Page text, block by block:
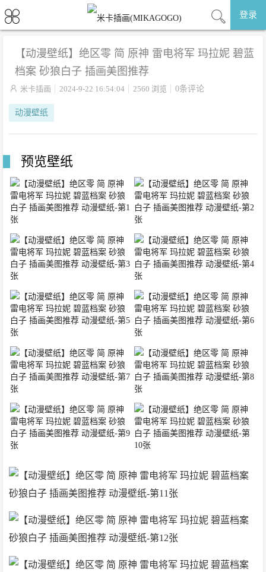
登录
【动漫壁纸】绝区零 简 原神 雷电将军 玛拉妮 碧蓝
档案 砂狼白子 插画美图推荐
 米卡插画 2024-9-22 16:54:04 2560 浏览 0条评论
动漫壁纸
预览壁纸